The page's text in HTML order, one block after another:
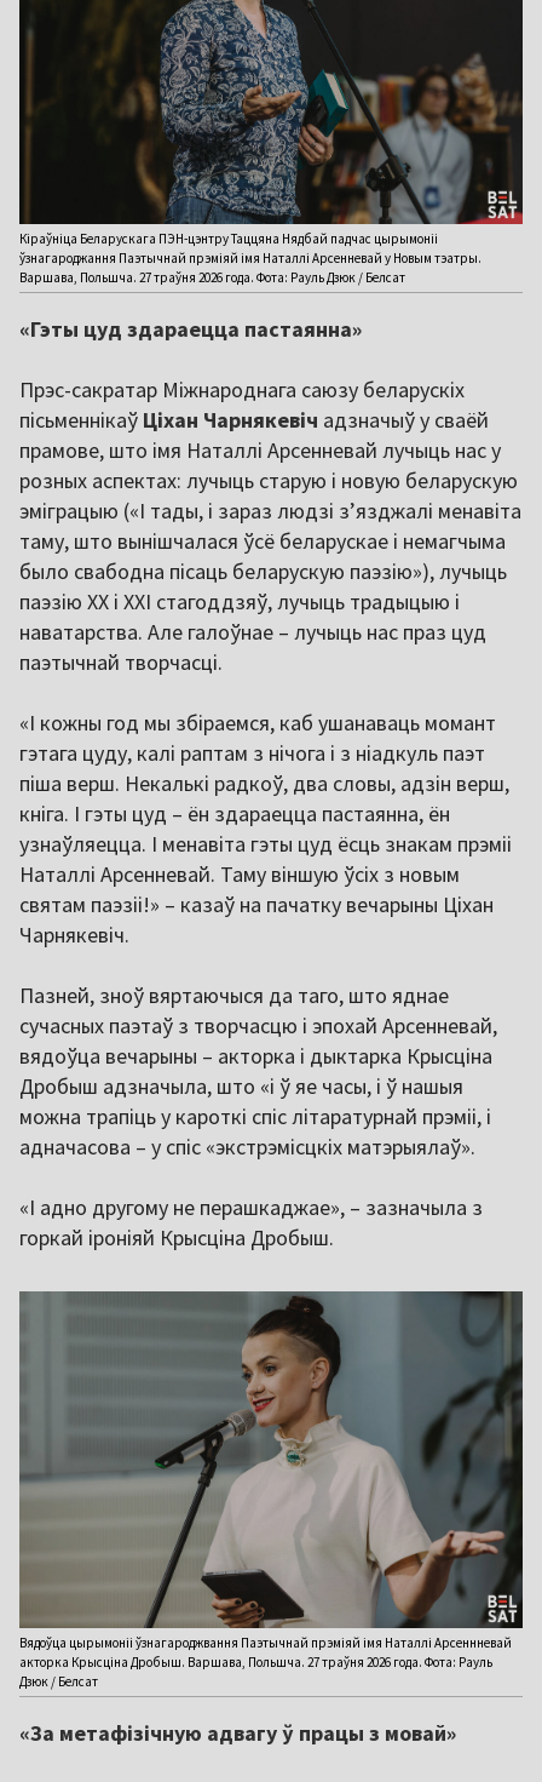
Кіраўніца Беларускага ПЭН-цэнтру Таццяна Нядбай падчас цырымоніі
ўзнагароджання Паэтычнай прэміяй імя Наталлі Арсенневай у Новым тэатры.
Варшава, Польшча. 27 траўня 2026 года. Фота: Рауль Дзюк / Белсат
«Гэты цуд здараецца пастаянна»
Прэс-сакратар Міжнароднага саюзу беларускіх
пісьменнікаў Ціхан Чарнякевіч адзначыў у сваёй
прамове, што імя Наталлі Арсенневай лучыць нас у
розных аспектах: лучыць старую і новую беларускую
эміграцыю («І тады, і зараз людзі з’язджалі менавіта
таму, што вынішчалася ўсё беларускае і немагчыма
было свабодна пісаць беларускую паэзію»), лучыць
паэзію XX і XXI стагоддзяў, лучыць традыцыю і
наватарства. Але галоўнае – лучыць нас праз цуд
паэтычнай творчасці.
«І кожны год мы збіраемся, каб ушанаваць момант
гэтага цуду, калі раптам з нічога і з ніадкуль паэт
піша верш. Некалькі радкоў, два словы, адзін верш,
кніга. І гэты цуд – ён здараецца пастаянна, ён
узнаўляецца. І менавіта гэты цуд ёсць знакам прэміі
Наталлі Арсенневай. Таму віншую ўсіх з новым
святам паэзіі!» – казаў на пачатку вечарыны Ціхан
Чарнякевіч.
Пазней, зноў вяртаючыся да таго, што яднае
сучасных паэтаў з творчасцю і эпохай Арсенневай,
вядоўца вечарыны – акторка і дыктарка Крысціна
Дробыш адзначыла, што «і ў яе часы, і ў нашыя
можна трапіць у кароткі спіс літаратурнай прэміі, і
адначасова – у спіс «экстрэмісцкіх матэрыялаў».
«І адно другому не перашкаджае», – зазначыла з
горкай іроніяй Крысціна Дробыш.
Вядоўца цырымоніі ўзнагароджвання Паэтычнай прэміяй імя Наталлі Арсеннневай
акторка Крысціна Дробыш. Варшава, Польшча. 27 траўня 2026 года. Фота: Рауль
Дзюк / Белсат
«За метафізічную адвагу ў працы з мовай»